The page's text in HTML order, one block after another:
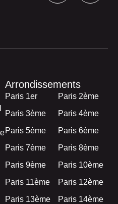
Arrondissements
Paris 1er
Paris 2ème
Paris 3ème
Paris 4ème
Paris 5ème
Paris 6ème
Paris 7ème
Paris 8ème
Paris 9ème
Paris 10ème
Paris 11ème
Paris 12ème
Paris 13ème
Paris 14ème